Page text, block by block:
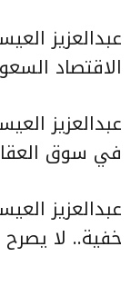
عبدالعزيز
الاقتصاد
عبدالعزيز
في سوق
عبدالعزيز
خفية.. لا يصرح